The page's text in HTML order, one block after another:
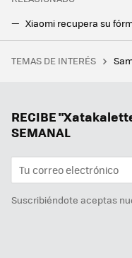
TEMAS DE INTERÉS
RECIBE
SEMANAL
Suscribiéndote aceptas